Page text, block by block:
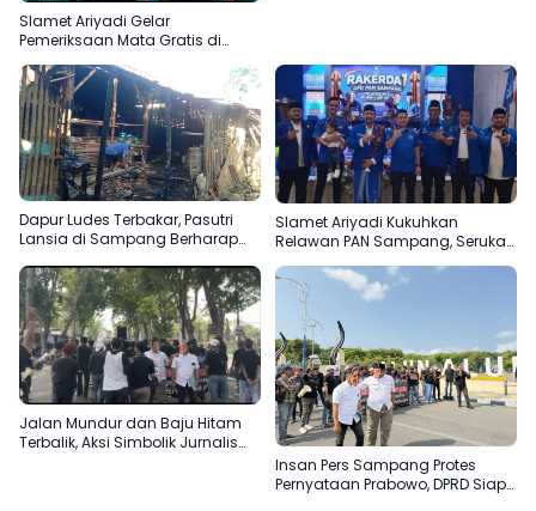
Slamet Ariyadi Gelar
Pemeriksaan Mata Gratis di
Menjadikan Madura Basis PAN
Dapur Ludes Terbakar, Pasutri
Lansia di Sampang Berharap
Slamet Ariyadi Kukuhkan
Relawan PAN Sampang, Serukan
Partai di Madura
Jalan Mundur dan Baju Hitam
Terbalik, Aksi Simbolik Jurnalis
Insan Pers Sampang Protes
Pernyataan Prabowo, DPRD Siap